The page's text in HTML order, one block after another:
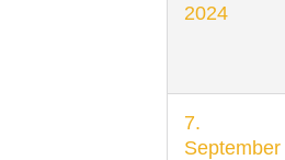
2024
7.
September